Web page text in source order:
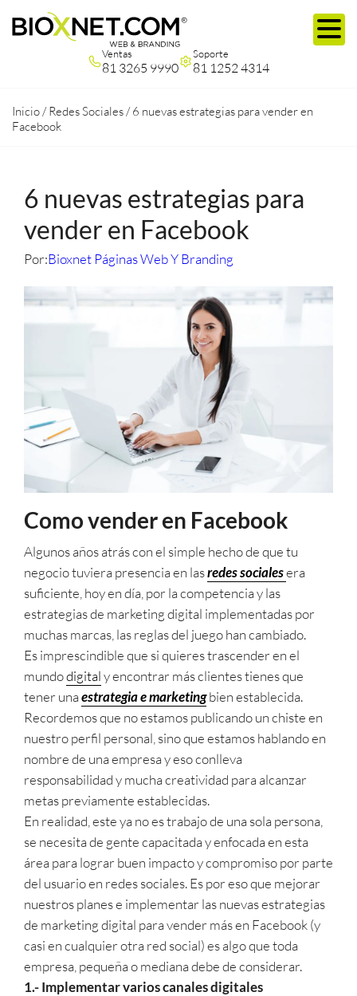
Ventas
81 3265 9990
Soporte
81 1252 4314
Inicio /Redes Sociales /6 nuevas estrategias para vender en
Facebook
6 nuevas estrategias para
vender en Facebook
Por:Bioxnet Páginas Web Y Branding
Como vender en Facebook
Algunos años atrás con el simple hecho de que tu
negocio tuviera presencia en lasredes socialesera
suficiente, hoy en día, por la competencia y las
estrategias de marketing digital implementadas por
muchas marcas, las reglas del juego han cambiado.
Es imprescindible que si quieres trascender en el
mundodigitaly encontrar más clientes tienes que
tener unaestrategia e marketingbien establecida.
Recordemos que no estamos publicando un chiste en
nuestro perfil personal, sino que estamos hablando en
nombre de una empresa y eso conlleva
responsabilidad y mucha creatividad para alcanzar
metas previamente establecidas.
En realidad, este ya no es trabajo de una sola persona,
se necesita de gente capacitada y enfocada en esta
área para lograr buen impacto y compromiso por parte
del usuario en redes sociales. Es por eso que mejorar
nuestros planes e implementar las nuevas estrategias
de marketing digital para vender más en Facebook (y
casi en cualquier otra red social) es algo que toda
empresa, pequeña o mediana debe de considerar.
1.- Implementar varios canales digitales